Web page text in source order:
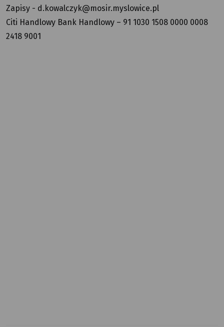
Zapisy - d.kowalczyk@mosir.myslowice.pl
Citi Handlowy Bank Handlowy – 91 1030 1508 0000 0008
2418 9001